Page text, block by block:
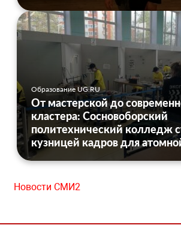
Образование UG.RU
От мастерской до
кластера: Сосновоборский
политехнический колледж
кузницей кадров для
Новости СМИ2